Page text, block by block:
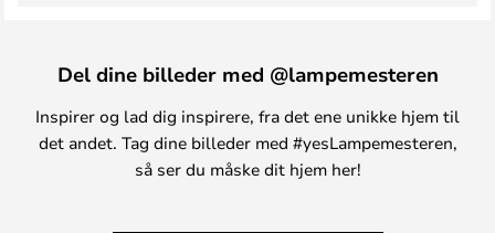
Del dine billeder med @lampemesteren
Inspirer og lad dig inspirere, fra det ene unikke hjem til
det andet. Tag dine billeder med #yesLampemesteren,
så ser du måske dit hjem her!